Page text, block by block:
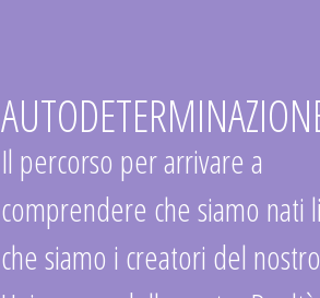
Il percorso per arrivare a
comprendere che siamo nati
che siamo i creatori del nostro